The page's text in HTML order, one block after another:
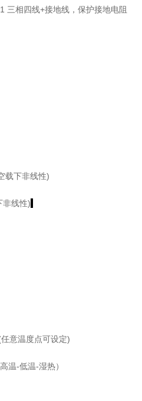
1 三相四线+接地线，保护接地电阻
载下非线性)
非线性)
任意温度点可设定)
温-低温-湿热）